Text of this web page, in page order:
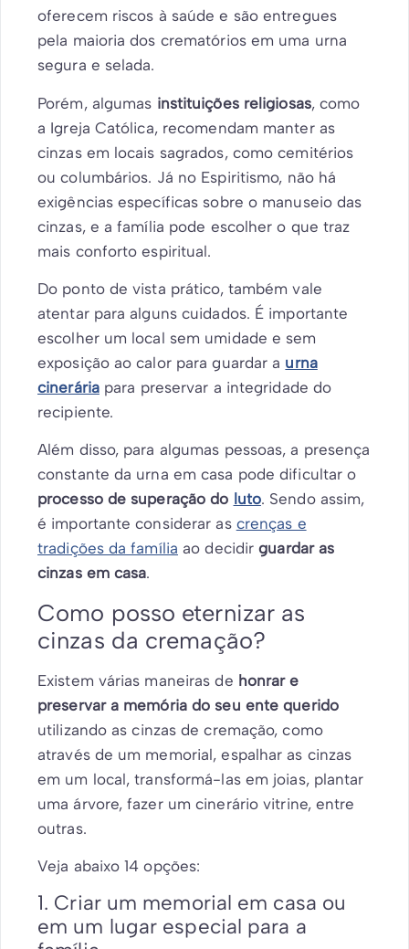
oferecem riscos à saúde e são entregues
pela maioria dos crematórios em uma urna
segura e selada.
Porém, algumas instituições religiosas, como
a Igreja Católica, recomendam manter as
cinzas em locais sagrados, como cemitérios
ou columbários. Já no Espiritismo, não há
exigências específicas sobre o manuseio das
cinzas, e a família pode escolher o que traz
mais conforto espiritual.
Do ponto de vista prático, também vale
atentar para alguns cuidados. É importante
escolher um local sem umidade e sem
exposição ao calor para guardar a urna
cineráriapara preservar a integridade do
recipiente.
Além disso, para algumas pessoas, a presença
constante da urna em casa pode dificultar o
processo de superação do luto. Sendo assim,
é importante considerar as crenças e
tradições da família ao decidirguardar as
cinzas em casa.
Como posso eternizar as
cinzas da cremação?
Existem várias maneiras de honrar e
preservar a memória do seu ente querido
utilizando as cinzas de cremação, como
através de um memorial, espalhar as cinzas
em um local, transformá-las em joias, plantar
uma árvore, fazer um cinerário vitrine, entre
outras.
Veja abaixo 14 opções:
1. Criar um memorial em casa ou
em um lugar especial para a